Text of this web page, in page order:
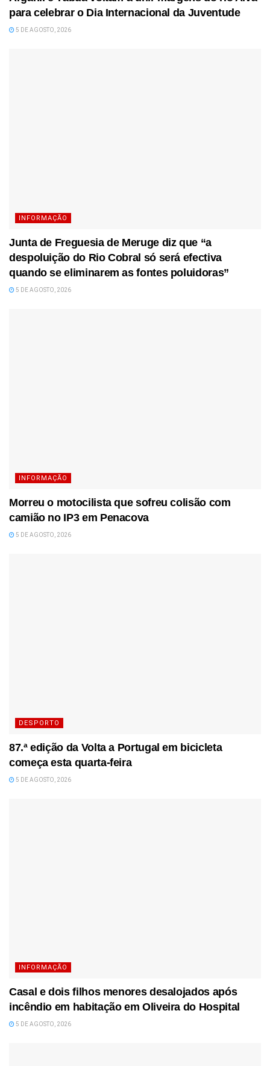
para celebrar o Dia Internacional da Juventude
5 DE AGOSTO, 2026
INFORMAÇÃO
Junta de Freguesia de Meruge diz que “a
despoluição do Rio Cobral só será efectiva
quando se eliminarem as fontes poluidoras”
5 DE AGOSTO, 2026
INFORMAÇÃO
Morreu o motocilista que sofreu colisão com
camião no IP3 em Penacova
5 DE AGOSTO, 2026
DESPORTO
87.ª edição da Volta a Portugal em bicicleta
começa esta quarta-feira
5 DE AGOSTO, 2026
INFORMAÇÃO
Casal e dois filhos menores desalojados após
incêndio em habitação em Oliveira do Hospital
5 DE AGOSTO, 2026